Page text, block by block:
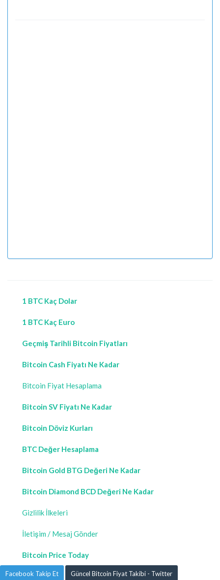
1 BTC Kaç Dolar
1 BTC Kaç Euro
Geçmiş Tarihli Bitcoin Fiyatları
Bitcoin Cash Fiyatı Ne Kadar
Bitcoin Fiyat Hesaplama
Bitcoin SV Fiyatı Ne Kadar
Bitcoin Döviz Kurları
BTC Değer Hesaplama
Bitcoin Gold BTG Değeri Ne Kadar
Bitcoin Diamond BCD Değeri Ne Kadar
Gizlilik İlkeleri
İletişim / Mesaj Gönder
Bitcoin Price Today
Facebook Takip Et Güncel Bitcoin Fiyat Takibi - Twitter